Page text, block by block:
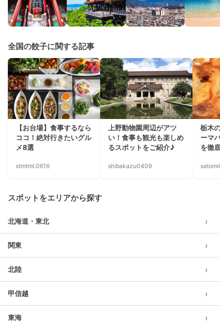
全国の餃子に関する記事
【お台場】食事するなら
ココ！絶対行きたいグル
メ8選
stmtmt.0616
上野動物園周辺がアツ
い！食事も観光も楽しめ
るスポットをご紹介♪
shibakazu0409
栃木
ーマ
を徹
スポットをエリアから探す
北海道・東北 ›
関東 ›
北陸 ›
甲信越 ›
東海 ›